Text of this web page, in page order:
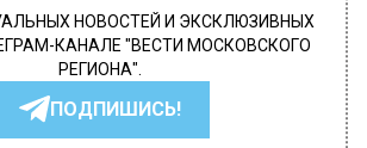
НОВОСТЕЙ И ЭКСКЛЮЗИВНЫХ
КАНАЛЕ "ВЕСТИ МОСКОВСКОГО
РЕГИОНА".
ПОДПИШИСЬ!